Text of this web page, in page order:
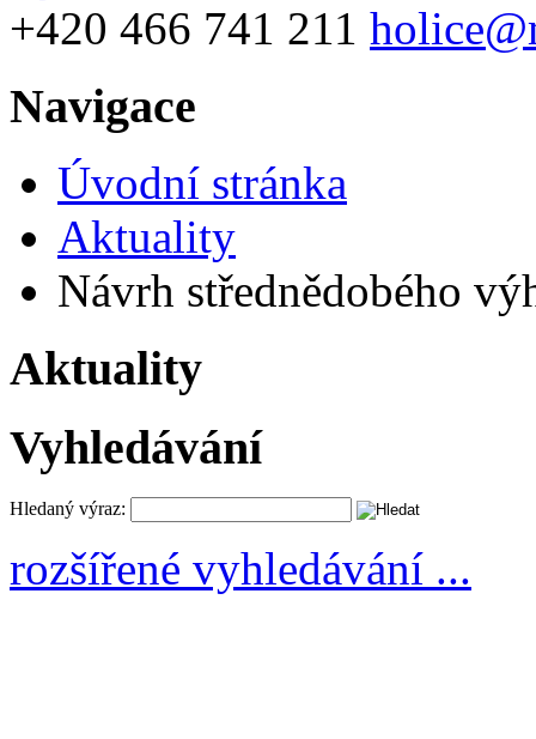
+420 466 741 211
Navigace
Úvodní stránka
Aktuality
Návrh střednědobého
Aktuality
Vyhledávání
Hledaný výraz:
rozšířené vyhledávání ...